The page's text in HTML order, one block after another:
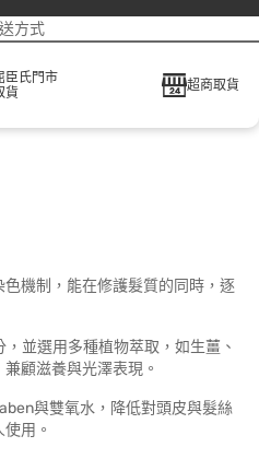
方式
臣氏門市
貨
超商取貨
機制，能在修護髮質的同時，逐
並選用多種植物萃取，如生薑、
顧滋養與光澤表現。
與雙氧水，降低對頭皮與髮絲
用。